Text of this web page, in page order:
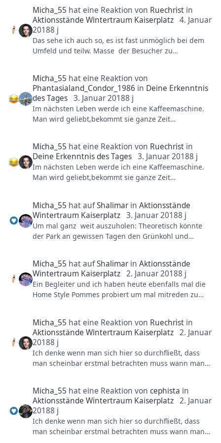
Ablauf sicherzustellen.
Denke aber nicht, dass das aktuell kommen wird.
draußen rauchen dann macht man das ja auch. Das
ist im PHL nix anderes. Die haben Hausrecht und da
sollte man sich schon mal an die Regeln halten.
Vorallendingen sind die ja nicht da um uns zu
schikanieren, sondern zu unserer Sicherheit, nicht
Brandschutz oder Verschmutzung des Parks wegen
den Kippenresten. Aber dieser kleine Ausschnitt im
PHL widerspiegelt die Entwicklung unserer
Gesellschaft immer ich denkende und regeln sind
egal geht wie ein roter Faden durch unsere
passiert ab und zu mal aber ein bisschen mehr
welches in Waage zwischen Regeln und
Kundenfreundlichkeit liegt.
Unrecht nicht begründen, finde schon das sich das
Forum sehr gut daran hält, wenn ich da andere Foren
betrachte.
Micha_55 hat eine Reaktion von Ruechrist in
Aktionsstände Wintertraum Kaiserplatz 4. Januar
20188 j
Das sehe ich auch so, es ist fast unmöglich bei dem
Umfeld und teilw. Masse der Besucher zu
Und ich betone immer wieder der Grünkohl ist nach
einer Erfahrung total lecker und wie ich gehört habe
die Suppen auch.
So lange es schmeckt ist doch alles gut
Micha_55 hat eine Reaktion von
Phantasialand_Condor_1986 in Deine Erkenntnis
des Tages 3. Januar 20188 j
Im nächsten Leben werde ich eine Kaffeemaschine.
Man wird geliebt,bekommt sie ganze Zeit
Micha_55 hat eine Reaktion von Ruechrist in
Deine Erkenntnis des Tages 3. Januar 20188 j
Im nächsten Leben werde ich eine Kaffeemaschine.
Man wird geliebt,bekommt sie ganze Zeit
Micha_55 hat aufShalimar inAktionsstände
Wintertraum Kaiserplatz 3. Januar 20188 j
Um mal ganz weit auszuholen: Theoretisch könnte
der Park an gewissen Tagen den Grünkohl und
Würde dann Hausmannskost bedeuten, die dann
nach Bedarf aufgewärmt werden kann
Denn seien wir mal ehrlich: An den Ständen vor Ort
Sachen verkochen, versalzen ,... da die Verkäufer an
den Ständen nunmal keine Köche sind und frisch
kochen und aufwärmen nunmal auch andere
Temperaturen und Garzeiten implizieren.
Micha_55 hat aufShalimar inAktionsstände
Wintertraum Kaiserplatz 2. Januar 20188 j
Ein Begleiter und ich haben heute ebenfalls mal die
Home Style Pommes probiert um mal mitreden zu
(Bratensoße und Mozzarella).
Die vegetarische Variante kam sehr gut an und ich
war mit meiner Portion auch zufrieden.
Ich wurde gut gesättigt, insgesamt schmeckte alles
auch gut - wobei ich hier definitiv nicht von einer
einfach : es hat geschmeckt, war okay, würde ich
wieder essen - aber nicht bei jedem Parkbesuch.
Micha_55 hat eine Reaktion von Ruechrist in
Aktionsstände Wintertraum Kaiserplatz 2. Januar
20188 j
Ich denke wenn man sich hier so durchfließt, dass
man scheinbar erstmal betrachten muss wann man
der Hinsicht. Soll keinen Entschuldigung sein aber
wie viel Unternehmen waren bei der Einführung
eines neues Produktes noch nicht zu 100% am
gewünschten Ziel. Kenne einige.
Dann weiterhin auch wenn ich in einem Restaurant
Micha_55 hat eine Reaktion voncephista in
Aktionsstände Wintertraum Kaiserplatz 2. Januar
20188 j
Ich denke wenn man sich hier so durchfließt, dass
man scheinbar erstmal betrachten muss wann man